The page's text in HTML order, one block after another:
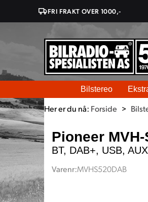
FRI FRAKT OVER 1000,-
Bilstereo
Her er du nå: Forside >
Pioneer
BT, DAB+, USB,
Varenr:MVHS520DAB